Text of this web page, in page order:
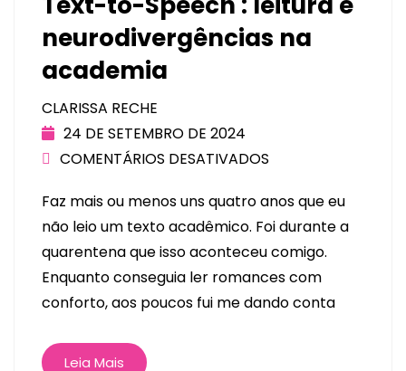
neurodivergências na
academia
CLARISSA RECHE
24 DE SETEMBRO DE 2024
COMENTÁRIOS DESATIVADOS
Faz mais ou menos uns quatro anos que eu
não leio um texto acadêmico. Foi durante a
quarentena que isso aconteceu comigo.
Enquanto conseguia ler romances com
conforto, aos poucos fui me dando conta
Leia Mais